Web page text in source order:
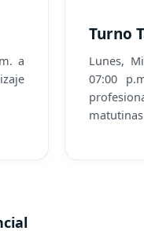
a
Turno
Lunes,
07:00